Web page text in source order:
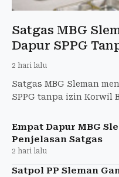
Satgas MBG
Dapur SPPG
2 hari lalu
Satgas MBG Sleman
SPPG tanpa izin Korwil
Empat Dapur MBG
Penjelasan Satgas
2 hari lalu
Satpol PP Sleman